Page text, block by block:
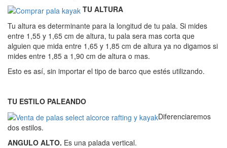
TU ALTURA
Tu altura es determinante para la longitud de tu pala. Si mides
entre 1,55 y 1,65 cm de altura, tu pala sera mas corta que
alguien que mida entre 1,65 y 1,85 cm de altura ya no digamos si
mides entre 1,85 a 1,90 cm de altura o mas.
Esto es así, sin importar el tipo de barco que estés utilizando.
TU ESTILO PALEANDO
Diferenciaremos
dos estilos.
ANGULO ALTO. Es una palada vertical.